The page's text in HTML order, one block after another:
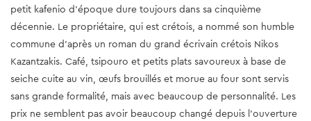
petit kafenio d’époque dure toujours dans sa cinquième
décennie. Le propriétaire, qui est crétois, a nommé son humble
commune d'après un roman du grand écrivain crétois Nikos
Kazantzakis. Café, tsipouro et petits plats savoureux à base de
seiche cuite au vin, œufs brouillés et morue au four sont servis
sans grande formalité, mais avec beaucoup de personnalité. Les
prix ne semblent pas avoir beaucoup changé depuis l’ouverture